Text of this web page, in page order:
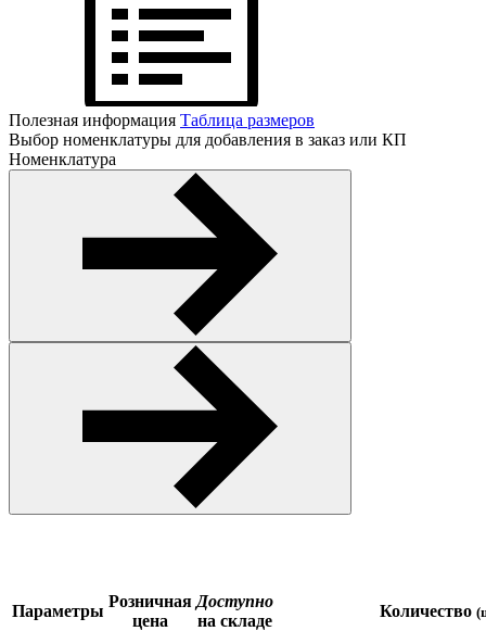
Полезная информация Таблица размеров
Выбор номенклатуры для добавления в заказ или КП
Номенклатура
Параметры
Розничная
цена
Доступно
на складе
Количество